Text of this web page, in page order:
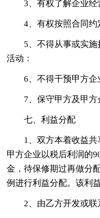
3、有权了解企业经
4、有权按照合同约
5、不得从事或实
活动：
6、不得干预甲方企
7、保守甲方及甲方
七、利益分配
1、双方本着收益共
甲方企业以税后利润的
金，待保修期过再做分
例进行利益分配。该利
2、由乙方开发或联